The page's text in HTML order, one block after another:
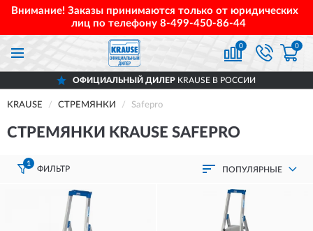
Внимание! Заказы принимаются только от юридических
лиц по телефону 8-499-450-86-44
0 0
ОФИЦИАЛЬНЫЙ ДИЛЕРKRAUSE В РОССИИ
KRAUSE СТРЕМЯНКИ Safepro
СТРЕМЯНКИ KRAUSE SAFEPRO
1
ФИЛЬТР ПОПУЛЯРНЫЕ